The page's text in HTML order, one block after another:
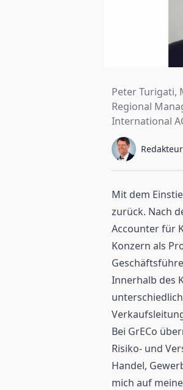
Peter Turigati,
Regional
International
Mit dem
zurück. Nach
Accounter für
Konzern als
Innerhalb des
Bei GrECo
Risiko- und
Handel,
mich auf